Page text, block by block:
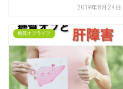
2019年8月24日
糖質オフライフ